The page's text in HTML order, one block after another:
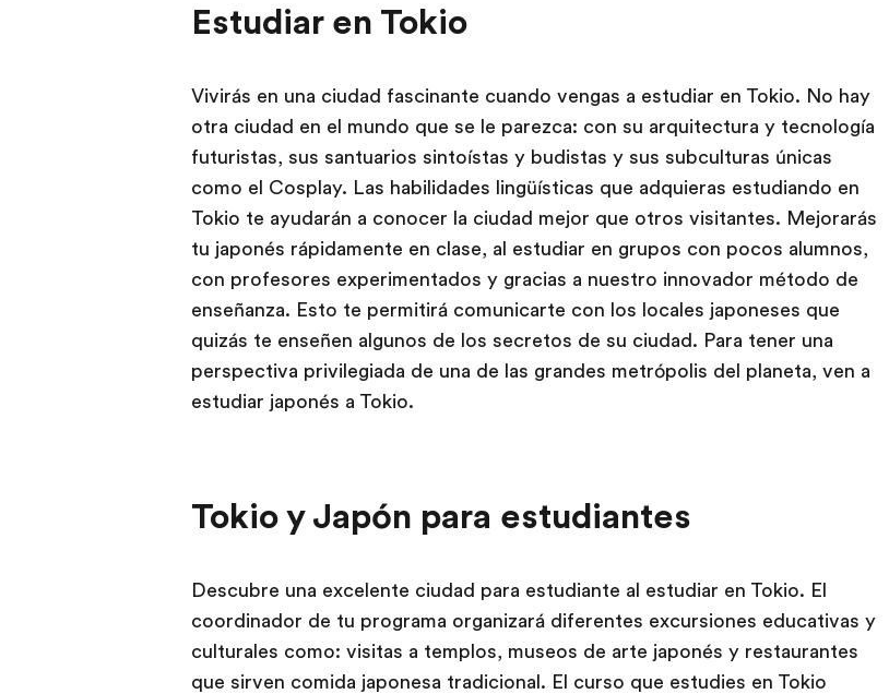
Estudiar en Tokio
Vivirás en una ciudad fascinante cuando vengas a estudiar en Tokio. No hay
otra ciudad en el mundo que se le parezca: con su arquitectura y tecnología
futuristas, sus santuarios sintoístas y budistas y sus subculturas únicas
como el Cosplay. Las habilidades lingüísticas que adquieras estudiando en
Tokio te ayudarán a conocer la ciudad mejor que otros visitantes. Mejorarás
tu japonés rápidamente en clase, al estudiar en grupos con pocos alumnos,
con profesores experimentados y gracias a nuestro innovador método de
enseñanza. Esto te permitirá comunicarte con los locales japoneses que
quizás te enseñen algunos de los secretos de su ciudad. Para tener una
perspectiva privilegiada de una de las grandes metrópolis del planeta, ven a
estudiar japonés a Tokio.
Tokio y Japón para estudiantes
Descubre una excelente ciudad para estudiante al estudiar en Tokio. El
coordinador de tu programa organizará diferentes excursiones educativas y
culturales como: visitas a templos, museos de arte japonés y restaurantes
que sirven comida japonesa tradicional. El curso que estudies en Tokio